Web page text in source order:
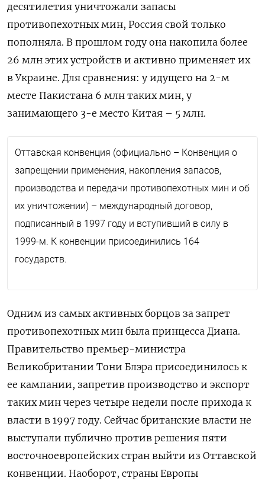
десятилетия уничтожали запасы
противопехотных мин, Россия свой только
пополняла. В прошлом году она накопила более
26 млн этих устройств и активно применяет их
в Украине. Для сравнения: у идущего на 2-м
месте Пакистана 6 млн таких мин, у
занимающего 3-е место Китая – 5 млн.
Оттавская конвенция (официально – Конвенция о
запрещении применения, накопления запасов,
производства и передачи противопехотных мин и об
их уничтожении) – международный договор,
подписанный в 1997 году и вступивший в силу в
1999-м. К конвенции присоединились 164
государств.
Одним из самых активных борцов за запрет
противопехотных мин была принцесса Диана.
Правительство премьер-министра
Великобритании Тони Блэра присоединилось к
ее кампании, запретив производство и экспорт
таких мин через четыре недели после прихода к
власти в 1997 году. Сейчас британские власти не
выступали публично против решения пяти
восточноевропейских стран выйти из Оттавской
конвенции. Наоборот, страны Европы